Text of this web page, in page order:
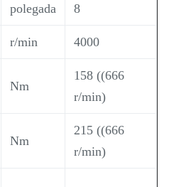
polegada 8
r/min 4000
Nm
158 ((666
r/min)
Nm
215 ((666
r/min)